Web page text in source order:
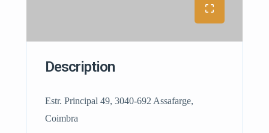
Description
Estr. Principal 49, 3040-692 Assafarge,
Coimbra